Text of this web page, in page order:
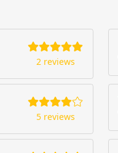
2 reviews
5 reviews